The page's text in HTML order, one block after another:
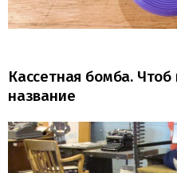
Кассетная бомба.
название